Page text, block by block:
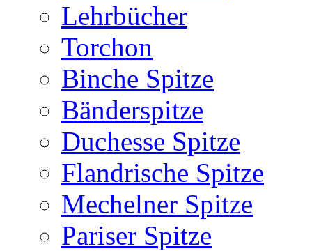
Lehrbücher
Torchon
Binche Spitze
Bänderspitze
Duchesse Spitze
Flandrische Spitze
Mechelner Spitze
Pariser Spitze